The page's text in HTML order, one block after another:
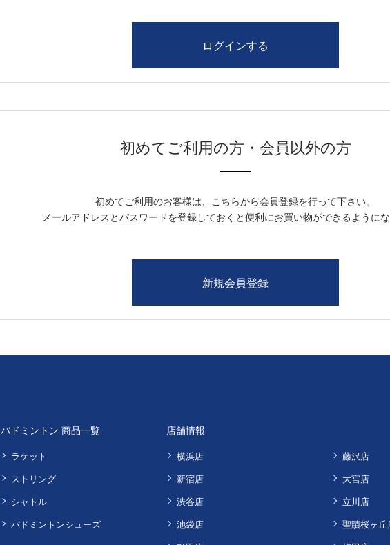
初めてご利用の方・会員以外の方
初めてご利用のお客様は、こちらから会員登録を行って下さい。
メールアドレスとパスワードを登録しておくと便利にお買い物ができるように
バドミントン 商品一覧
ラケット
ストリング
シャトル
バドミントンシューズ
店舗情報
横浜店
新宿店
渋谷店
池袋店
藤沢店
大宮店
立川店
聖蹟桜ヶ丘